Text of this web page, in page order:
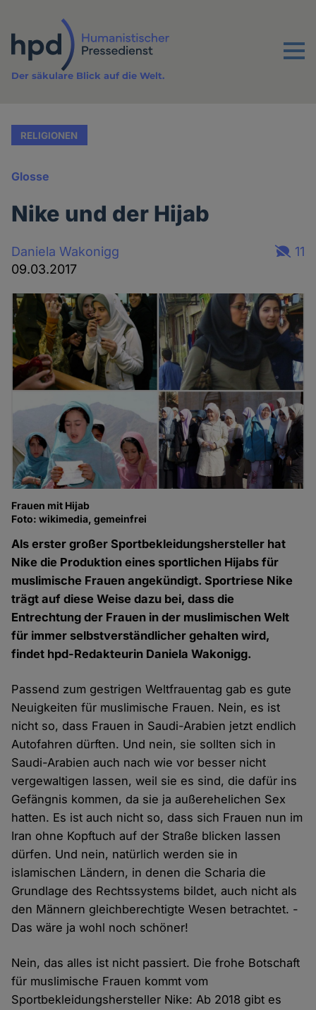
Inhalt
Menu
Der säkulare Blick auf die Welt.
RELIGIONEN
Glosse
Nike und der Hijab
Daniela Wakonigg
09.03.2017
11
Frauen mit Hijab
Foto: wikimedia, gemeinfrei
Als erster großer Sportbekleidungshersteller hat
Nike die Produktion eines sportlichen Hijabs für
muslimische Frauen angekündigt. Sportriese Nike
trägt auf diese Weise dazu bei, dass die
Entrechtung der Frauen in der muslimischen Welt
für immer selbstverständlicher gehalten wird,
findet hpd-Redakteurin Daniela Wakonigg.
Passend zum gestrigen Weltfrauentag gab es gute
Neuigkeiten für muslimische Frauen. Nein, es ist
nicht so, dass Frauen in Saudi-Arabien jetzt endlich
Autofahren dürften. Und nein, sie sollten sich in
Saudi-Arabien auch nach wie vor besser nicht
vergewaltigen lassen, weil sie es sind, die dafür ins
Gefängnis kommen, da sie ja außerehelichen Sex
hatten. Es ist auch nicht so, dass sich Frauen nun im
Iran ohne Kopftuch auf der Straße blicken lassen
dürfen. Und nein, natürlich werden sie in
islamischen Ländern, in denen die Scharia die
Grundlage des Rechtssystems bildet, auch nicht als
den Männern gleichberechtigte Wesen betrachtet. -
Das wäre ja wohl noch schöner!
Nein, das alles ist nicht passiert. Die frohe Botschaft
für muslimische Frauen kommt vom
Sportbekleidungshersteller Nike: Ab 2018 gibt es